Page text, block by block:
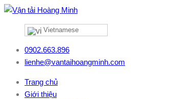
Vietnamese
0902.663.896
lienhe@vantaihoangminh.com
Trang chủ
Giới thiệu